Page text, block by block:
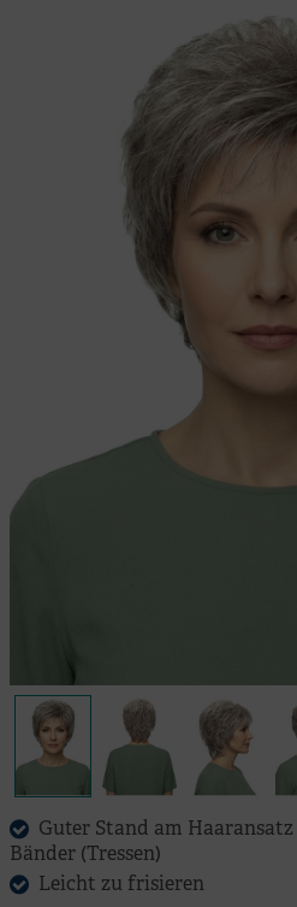
Guter Stand am
Bänder (Tressen)
Leicht zu frisieren